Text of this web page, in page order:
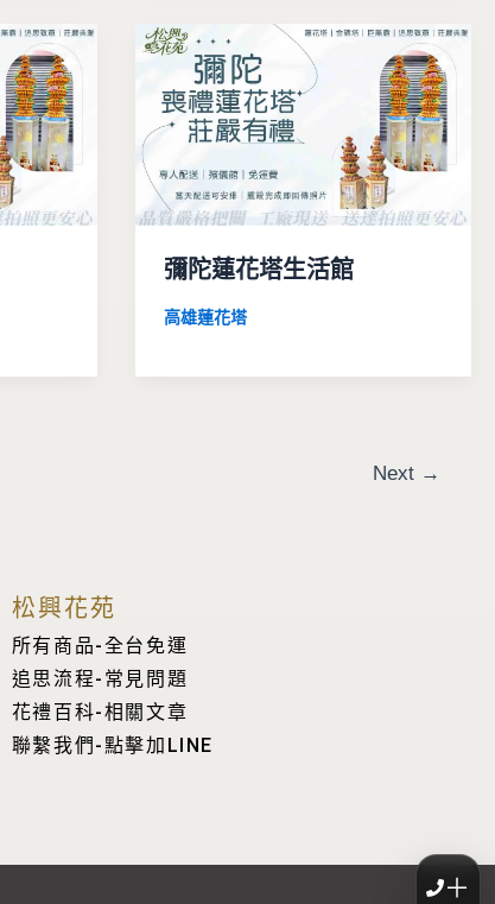
＋
彌陀蓮花塔生活館
高雄蓮花塔
Next →
松興花苑
所有商品-全台免運
追思流程-常見問題
花禮百科-相關文章
聯繫我們-點擊加LINE